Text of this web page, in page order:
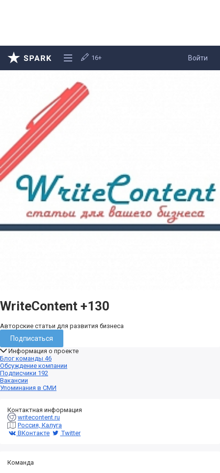
Войти
16+
WriteContent +130
Авторские статьи для развития бизнеса
Подписаться
Информация о проекте
Блог команды 46
Обсуждение компании
Подписчики 192
Вакансии
Упоминания в СМИ
Контактная информация
writecontent.ru
Россия, Калуга
ВКонтакте
Twitter
Команда